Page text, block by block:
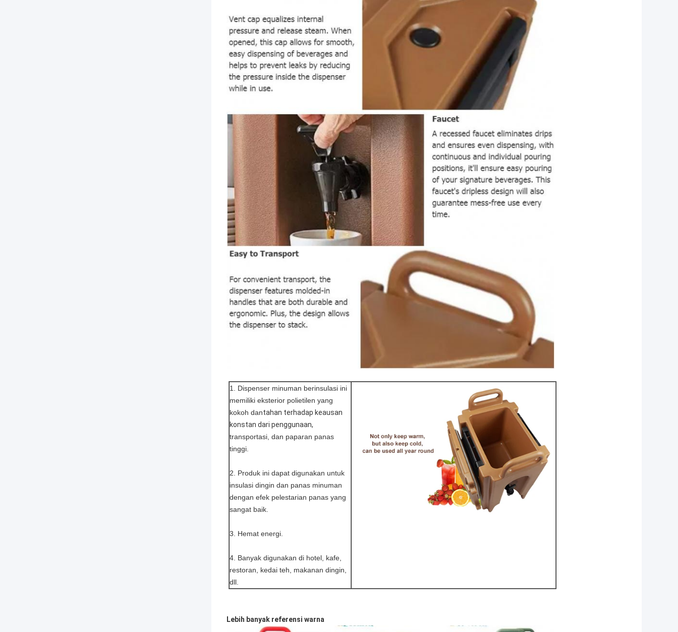
1. Dispenser minuman berinsulasi ini
memiliki eksterior polietilen yang
kokoh dantahan terhadap keausan
konstan dari penggunaan,
transportasi, dan paparan panas
tinggi.
2. Produk ini dapat digunakan untuk
insulasi dingin dan panas minuman
dengan efek pelestarian panas yang
sangat baik.
3. Hemat energi.
4. Banyak digunakan di hotel, kafe,
restoran, kedai teh, makanan dingin,
dll.
Lebih banyak referensi warna